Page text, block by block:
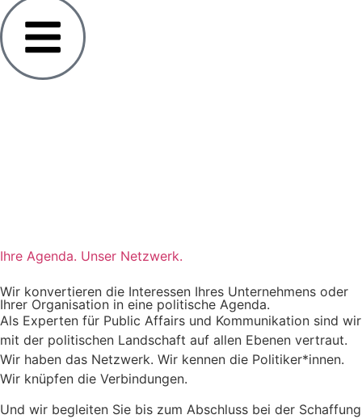
Ihre Agenda. Unser Netzwerk.
Wir konvertieren die Interessen Ihres Unternehmens oder
Ihrer Organisation in eine politische Agenda.
Als Experten für Public Affairs und Kommunikation sind wir
mit der politischen Landschaft auf allen Ebenen vertraut.
Wir haben das Netzwerk. Wir kennen die Politiker*innen.
Wir knüpfen die Verbindungen.
Und wir begleiten Sie bis zum Abschluss bei der Schaffung